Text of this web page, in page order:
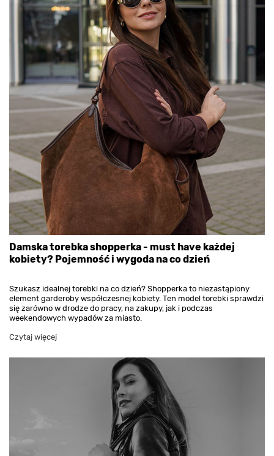
Damska torebka shopperka - must have każdej
kobiety? Pojemność i wygoda na co dzień
Szukasz idealnej torebki na co dzień? Shopperka to niezastąpiony
element garderoby współczesnej kobiety. Ten model torebki sprawdzi
się zarówno w drodze do pracy, na zakupy, jak i podczas
weekendowych wypadów za miasto.
Czytaj więcej